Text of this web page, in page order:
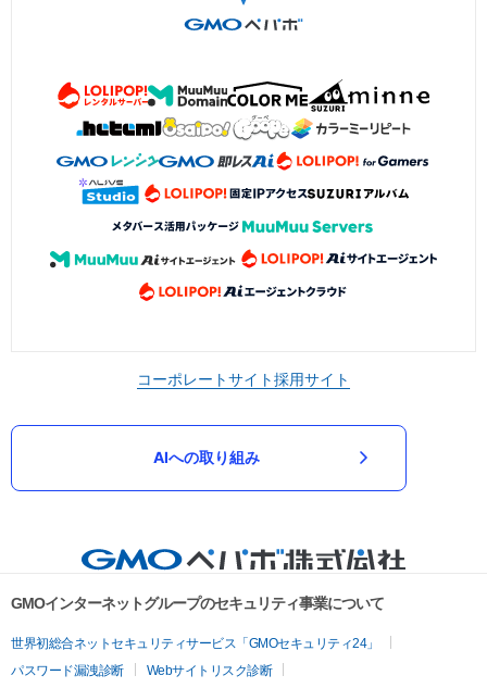
コーポレートサイト採用サイト
AIへの取り組み
GMOインターネットグループのセキュリティ事業について
世界初総合ネットセキュリティサービス「GMOセキュリティ24」
パスワード漏洩診断
Webサイトリスク診断